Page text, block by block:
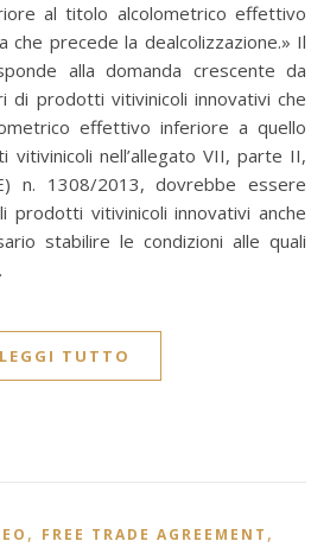
al titolo alcolometrico effettivo
che precede la dealcolizzazione.» Il
alla domanda crescente da
di prodotti vitivinicoli innovativi che
effettivo inferiore a quello
nell’allegato VII, parte II,
n. 1308/2013, dovrebbe essere
prodotti vitivinicoli innovativi anche
stabilire le condizioni alle quali
LEGGI TUTTO
, FREE TRADE AGREEMENT ,